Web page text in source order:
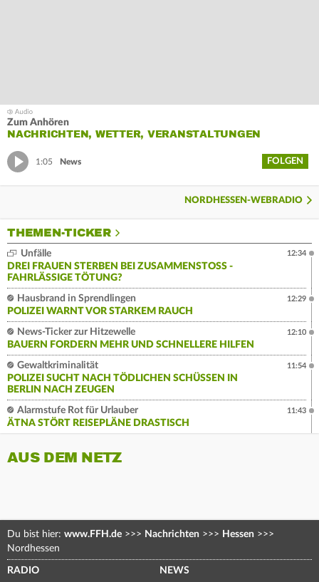
Zum Anhören
NACHRICHTEN, WETTER, VERANSTALTUNGEN
1:05 News FOLGEN
NORDHESSEN-WEBRADIO
THEMEN-TICKER
Unfälle
DREI FRAUEN STERBEN BEI ZUSAMMENSTOSS - F
AHRLÄSSIGE TÖTUNG?
12:34
Hausbrand in Sprendlingen
POLIZEI WARNT VOR STARKEM RAUCH
12:29
News-Ticker zur Hitzewelle
BAUERN FORDERN MEHR UND SCHNELLERE HILFEN
12:10
Gewaltkriminalität
POLIZEI SUCHT NACH TÖDLICHEN SCHÜSSEN IN
BERLIN NACH ZEUGEN
11:54
Alarmstufe Rot für Urlauber
ÄTNA STÖRT REISEPLÄNE DRASTISCH
11:43
AUS DEM NETZ
Du bist hier: www.FFH.de >>> Nachrichten >>> Hessen >>>
Nordhessen
RADIO NEWS